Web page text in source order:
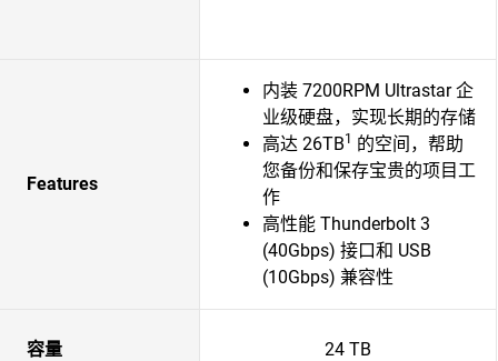
Features
内装 7200RPM Ultrastar 企
业级硬盘，实现长期的存储
高达 26TB1 的空间，帮助
您备份和保存宝贵的项目工
作
高性能 Thunderbolt 3
(40Gbps) 接口和 USB
(10Gbps) 兼容性
容量 24 TB